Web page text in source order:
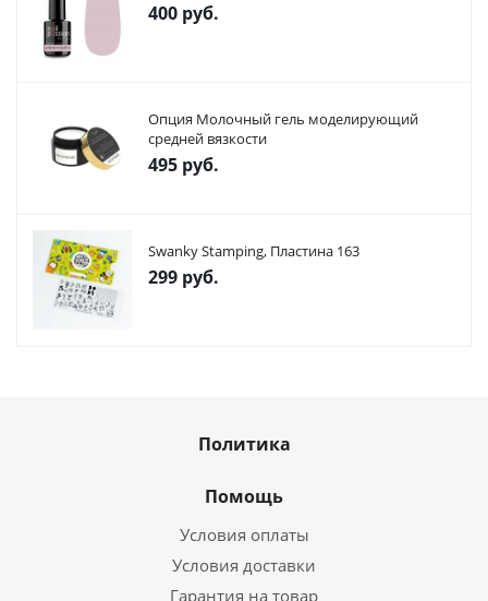
400 руб.
Опция Молочный гель моделирующий
средней вязкости
495 руб.
Swanky Stamping, Пластина 163
299 руб.
Политика
Помощь
Условия оплаты
Условия доставки
Гарантия на товар